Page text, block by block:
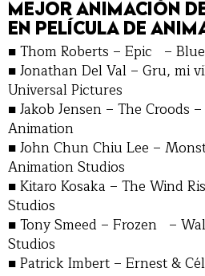
MEJOR ANIMACIÓN
EN PELÍCULA DE
■ Thom Roberts – Epic –
■ Jonathan Del Val – Gru, mi
Universal Pictures
■ Jakob Jensen – The Croods
Animation
■ John Chun Chiu Lee –
Animation Studios
■ Kitaro Kosaka – The Wind
Studios
■ Tony Smeed – Frozen –
Studios
■ Patrick Imbert – Ernest &